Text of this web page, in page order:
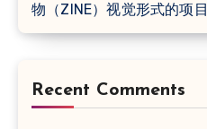
物（ZINE）视觉形式的项目
Recent Comments